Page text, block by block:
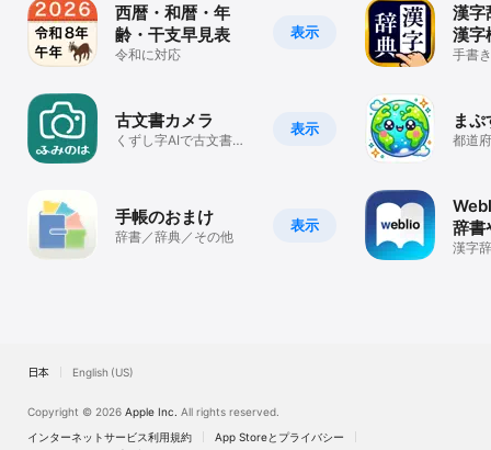
約30万件弱あるとされる名字において、名字由来netは日本の全人
口の99.54%以上の名字を網羅し、「名字由来」における膨大な情報
量を誇る「情報量No.1」アプリです。
※本アプリの名字カウントの手法は「全国電話帳データ」を元に当会
独自に解析したものです。
■備考
名字由来netは、ネットワークに繋がっている状態で動作します。
アプリの動作に問題がありましたら、「名字由来netのサポート」よ
りお問い合わせください。
名字由来net Webサイト https://myoji-yurai.net
twitter http://twitter.com/myoji_yurai
facebook http://www.facebook.com/298141996866158
表示
西暦・和暦・年
齢・干支早見表
令和に対応
表示
古文書カメラ
くずし字AIで古文書を
表示
手帳のおまけ
辞書／辞典／その他
漢字
漢字
手書
ま
都道
辞書
掲載
漢字
日本 English (US)
Copyright © 2026 Apple Inc. All rights reserved.
インターネットサービス利用規約
App Storeとプライバシー